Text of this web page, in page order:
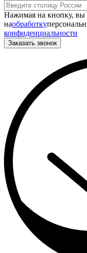
Нажимая на кнопку, вы
наобработку
конфиденциальности
Заказать звонок